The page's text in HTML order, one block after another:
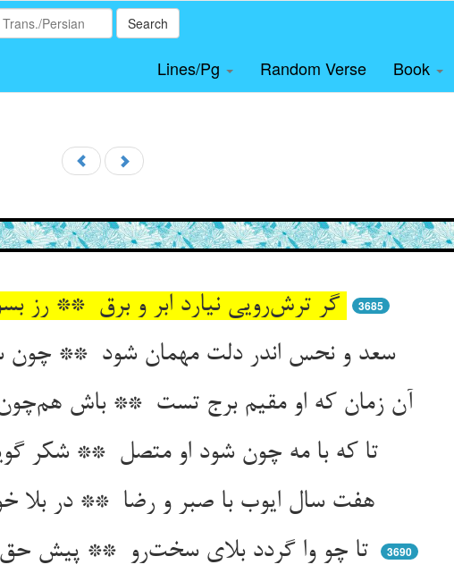
Search
Lines/Pg Random Verse Book
3685
سعد و نحس اندر دلت مهمان شود ** چون ستاره خانه خانه می‌رود
تا که با مه چون شود او متصل ** شکر گوید از تو با سلطان دل
تا چو وا گردد بلای سخت‌رو ** پیش حق گوید به صدگون شکر او
3690